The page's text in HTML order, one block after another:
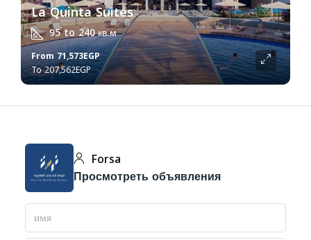
La Quinta Suites
95 to 240кв.м
From71,573EGP
207,562EGP
Forsa
Просмотреть объявления